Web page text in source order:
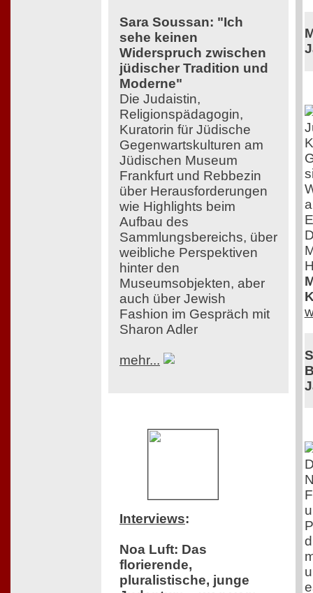
Sara Soussan: "Ich
sehe keinen
Widerspruch zwischen
jüdischer Tradition und
Moderne"
Die Judaistin,
Religionspädagogin,
Kuratorin für Jüdische
Gegenwartskulturen am
Jüdischen Museum
Frankfurt und Rebbezin
über Herausforderungen
wie Highlights beim
Aufbau des
Sammlungsbereichs, über
weibliche Perspektiven
hinter den
Museumsobjekten, aber
auch über Jewish
Fashion im Gespräch mit
Sharon Adler
mehr...
Interviews:
Noa Luft: Das
florierende,
pluralistische, junge